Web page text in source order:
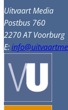
Uitvaart Media
Postbus 760
2270 AT Voorburg
E: